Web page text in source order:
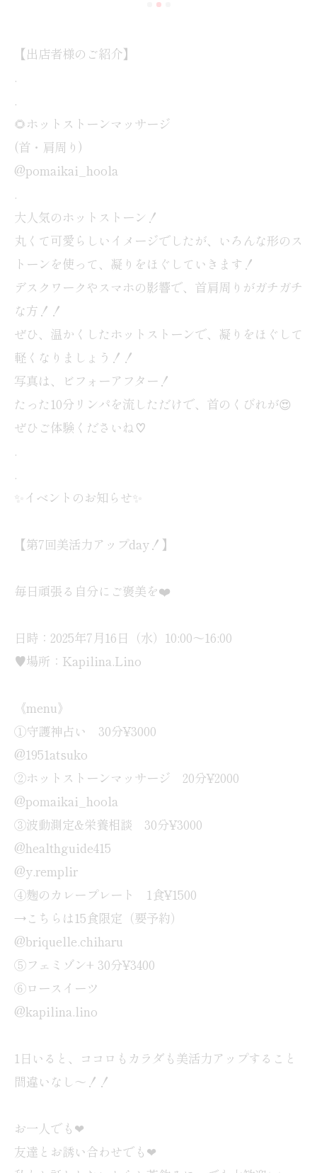
【出店者様のご紹介】
.
.
🌻ホットストーンマッサージ
(首・肩周り)
@pomaikai_hoola
.
大人気のホットストーン！
丸くて可愛らしいイメージでしたが、いろんな形のス
トーンを使って、凝りをほぐしていきます！
デスクワークやスマホの影響で、首肩周りがガチガチ
な方！！
ぜひ、温かくしたホットストーンで、凝りをほぐして
軽くなりましょう！！
写真は、ビフォーアフター！
たった10分リンパを流しただけで、首のくびれが😍
ぜひご体験くださいね♡
.
.
✨イベントのお知らせ✨
【第7回美活力アップday！】
毎日頑張る自分にご褒美を❤️
日時：2025年7月16日（水）10:00～16:00
♥場所：Kapilina.Lino
《menu》
①守護神占い 30分¥3000
@1951atsuko
②ホットストーンマッサージ 20分¥2000
@pomaikai_hoola
③波動測定&栄養相談 30分¥3000
@healthguide415
@y.remplir
④麹のカレープレート 1食¥1500
→こちらは15食限定（要予約）
@briquelle.chiharu
⑤フェミゾン+ 30分¥3400
⑥ロースイーツ
@kapilina.lino
1日いると、ココロもカラダも美活力アップすること
間違いなし〜！！
お一人でも❤︎
友達とお誘い合わせでも❤︎